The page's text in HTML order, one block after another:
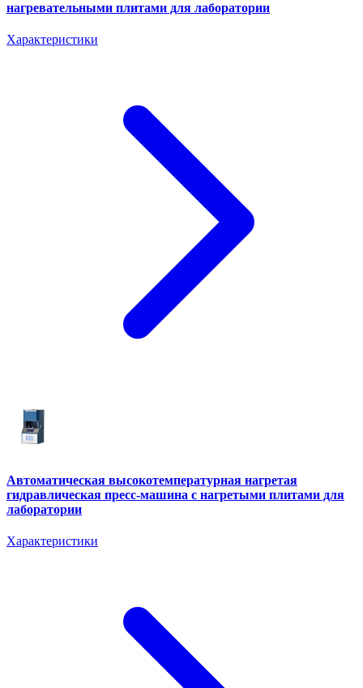
нагревательными плитами для лаборатории
Характеристики
Автоматическая высокотемпературная нагретая
гидравлическая пресс-машина с нагретыми плитами для
лаборатории
Характеристики